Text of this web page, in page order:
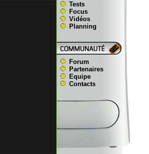
Tests
Focus
Vidéos
Planning
Forum
Partenaires
Equipe
Contacts